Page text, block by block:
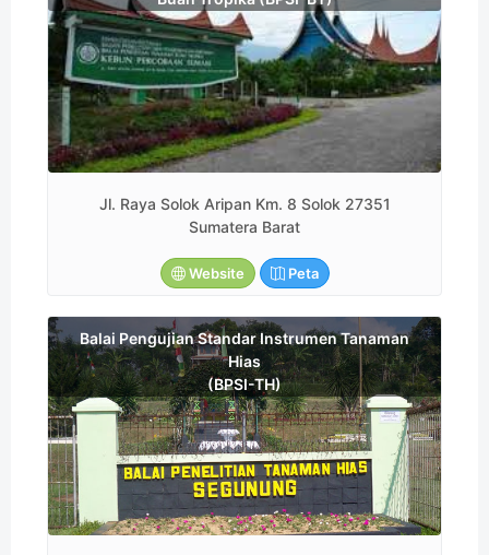
Jl. Raya Solok Aripan Km. 8 Solok 27351
Sumatera Barat
Website Peta
Balai Pengujian Standar Instrumen Tanaman
Hias
(BPSI-TH)